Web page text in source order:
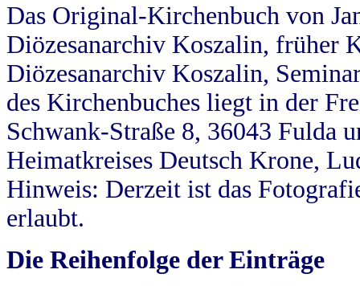
Das Original-Kirchenbuch von
Diözesanarchiv Koszalin, früher
Diözesanarchiv Koszalin,
des Kirchenbuches liegt in der
Schwank-Straße 8, 36043 Fulda
Heimatkreises Deutsch Krone,
Hinweis: Derzeit ist das
erlaubt.
Die Reihenfolge der Einträge